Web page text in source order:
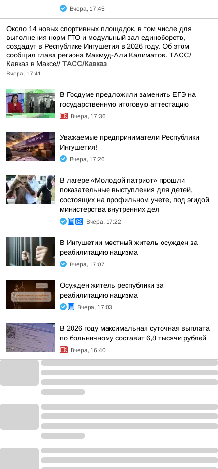
Вчера, 17:45
Около 14 новых спортивных площадок, в том числе для
выполнения норм ГТО и модульный зал единоборств,
создадут в Республике Ингушетия в 2026 году. Об этом
сообщил глава региона Махмуд-Али Калиматов. ТАСС/
Кавказ в Максе// ТАСС/Кавказ
Вчера, 17:41
В Госдуме предложили заменить ЕГЭ на
государственную итоговую аттестацию
Вчера, 17:36
Уважаемые предприниматели Республики
Ингушетия!
Вчера, 17:26
В лагере «Молодой патриот» прошли
показательные выступления для детей,
состоящих на профильном учете, под эгидой
министерства внутренних дел
Вчера, 17:22
В Ингушетии местный житель осужден за
реабилитацию нацизма
Вчера, 17:07
Осужден житель республики за
реабилитацию нацизма
Вчера, 17:03
В 2026 году максимальная суточная выплата
по больничному составит 6,8 тысячи рублей
Вчера, 16:40